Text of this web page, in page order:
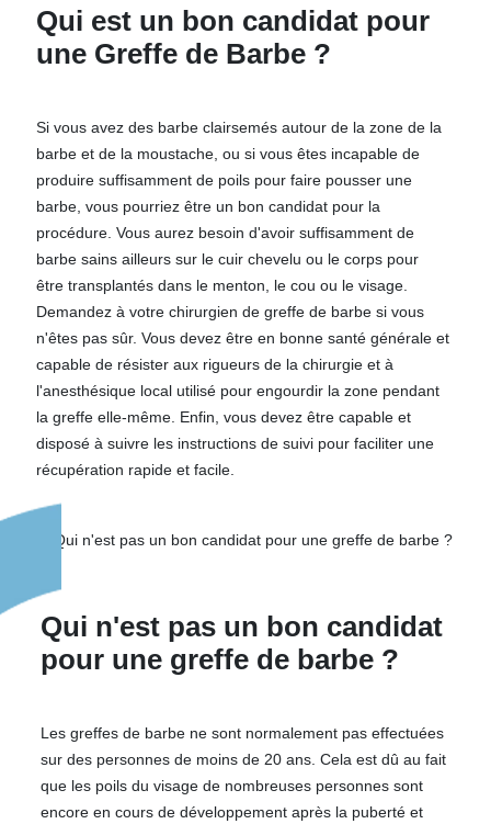
Qui est un bon candidat pour
une Greffe de Barbe ?
Si vous avez des barbe clairsemés autour de la zone de la
barbe et de la moustache, ou si vous êtes incapable de
produire suffisamment de poils pour faire pousser une
barbe, vous pourriez être un bon candidat pour la
procédure. Vous aurez besoin d'avoir suffisamment de
barbe sains ailleurs sur le cuir chevelu ou le corps pour
être transplantés dans le menton, le cou ou le visage.
Demandez à votre chirurgien de greffe de barbe si vous
n'êtes pas sûr. Vous devez être en bonne santé générale et
capable de résister aux rigueurs de la chirurgie et à
l'anesthésique local utilisé pour engourdir la zone pendant
la greffe elle-même. Enfin, vous devez être capable et
disposé à suivre les instructions de suivi pour faciliter une
récupération rapide et facile.
Qui n'est pas un bon candidat
pour une greffe de barbe ?
Les greffes de barbe ne sont normalement pas effectuées
sur des personnes de moins de 20 ans. Cela est dû au fait
que les poils du visage de nombreuses personnes sont
encore en cours de développement après la puberté et